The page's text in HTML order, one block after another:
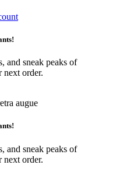
and sneak peaks of
next order.
augue
and sneak peaks of
next order.